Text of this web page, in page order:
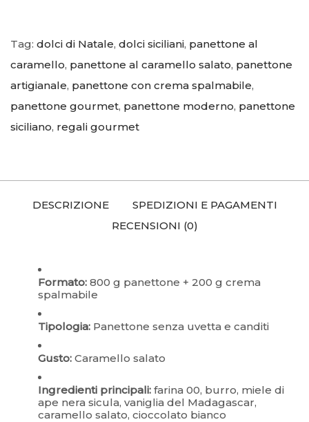
Tag: dolci di Natale, dolci siciliani, panettone al
caramello, panettone al caramello salato, panettone
artigianale, panettone con crema spalmabile,
panettone gourmet, panettone moderno, panettone
siciliano, regali gourmet
DESCRIZIONE
SPEDIZIONI E PAGAMENTI
RECENSIONI (0)
Formato: 800 g panettone + 200 g crema
spalmabile
Tipologia: Panettone senza uvetta e canditi
Gusto: Caramello salato
Ingredienti principali: farina 00, burro, miele di
ape nera sicula, vaniglia del Madagascar,
caramello salato, cioccolato bianco